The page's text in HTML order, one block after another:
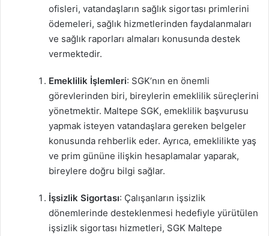
ofisleri, vatandaşların sağlık sigortası primlerini
ödemeleri, sağlık hizmetlerinden faydalanmaları
ve sağlık raporları almaları konusunda destek
vermektedir.
Emeklilik İşlemleri: SGK’nın en önemli
görevlerinden biri, bireylerin emeklilik süreçlerini
yönetmektir. Maltepe SGK, emeklilik başvurusu
yapmak isteyen vatandaşlara gereken belgeler
konusunda rehberlik eder. Ayrıca, emeklilikte yaş
ve prim gününe ilişkin hesaplamalar yaparak,
bireylere doğru bilgi sağlar.
İşsizlik Sigortası: Çalışanların işsizlik
dönemlerinde desteklenmesi hedefiyle yürütülen
işsizlik sigortası hizmetleri, SGK Maltepe